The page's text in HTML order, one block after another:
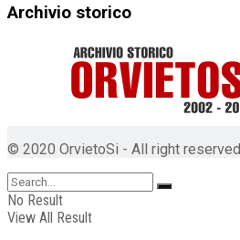
Archivio storico
© 2020 OrvietoSi - All right reserved
No Result
View All Result